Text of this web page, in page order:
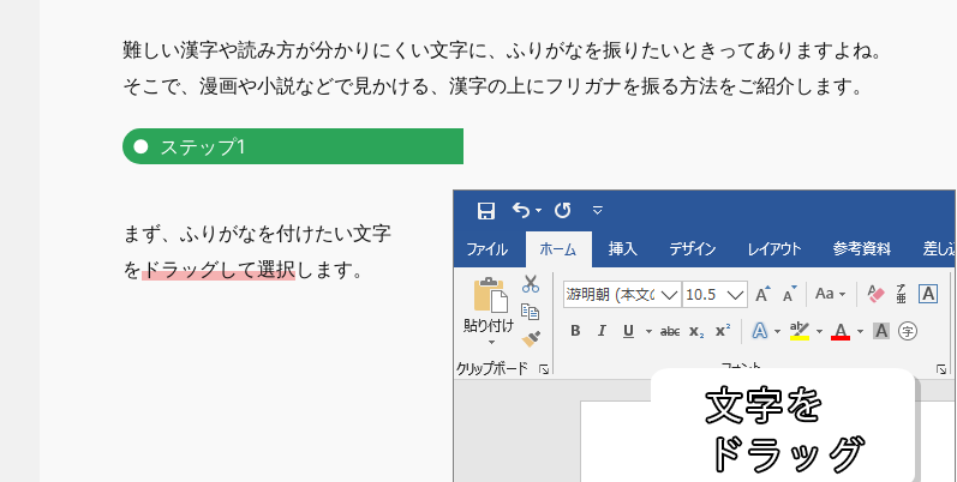
難しい漢字や読み方が分かりにくい文字に、ふりがなを振りたいときってありますよね。
そこで、漫画や小説などで見かける、漢字の上にフリガナを振る方法をご紹介します。
ステップ1
まず、ふりがなを付けたい文字
をドラッグして選択します。